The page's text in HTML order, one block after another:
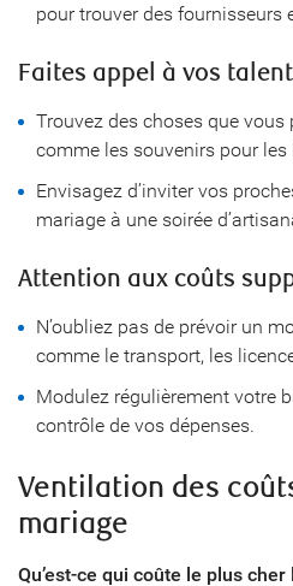
pour trouver des fournisseurs
Faites appel à vos
Trouvez des choses que
comme les souvenirs pour
Envisagez d’inviter vos
mariage à une soirée
Attention aux coûts
N’oubliez pas de prévoir un
comme le transport, les
Modulez régulièrement votre
contrôle de vos dépenses.
Ventilation des
mariage
Qu’est-ce qui coûte le plus cher